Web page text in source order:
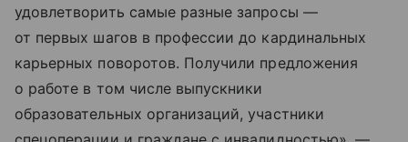
удовлетворить самые разные запросы —
от первых шагов в профессии до кардинальных
карьерных поворотов. Получили предложения
о работе в том числе выпускники
образовательных организаций, участники